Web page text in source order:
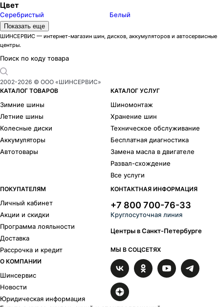
Цвет
Серебристый Белый
Бренды
ACCURIDE
AEZ
ALCAR HYBRIDRAD
Alutec
Carwel
Dezent
Enzo
Eurodisk
КиК
Legeartis Concept
Legeartis Optima
Magnetto
MAK
Megami
N2O
Nitro
PDW
RC Racing
Remain
RPLC-Wheels
RPLC
RST
Скад
Tech Line
Top Driver
Top Driver S-series
ТЗСК
Vector
Venti
Wheels UP
X-RACE
X-trike
X-trikeRST
Yamato
Yokatta
YST
Показать еще
ШИНСЕРВИС — интернет-магазин шин, дисков, аккумуляторов и автосервисные
центры.
Поиск по коду товара
2002-2026 © ООО «ШИНСЕРВИС»
КАТАЛОГ ТОВАРОВ
Зимние шины
Летние шины
Колесные диски
Аккумуляторы
Автотовары
КАТАЛОГ УСЛУГ
Шиномонтаж
Хранение шин
Техническое обслуживание
Бесплатная диагностика
Замена масла в двигателе
Развал-схождение
Все услуги
ПОКУПАТЕЛЯМ
Личный кабинет
Акции и скидки
Программа лояльности
Доставка
Рассрочка и кредит
О КОМПАНИИ
Шинсервис
Новости
Юридическая информация
КОНТАКТНАЯ ИНФОРМАЦИЯ
+7 800 700-76-33
Круглосуточная линия
Центры в Санкт-Петербурге
МЫ В СОЦСЕТЯХ